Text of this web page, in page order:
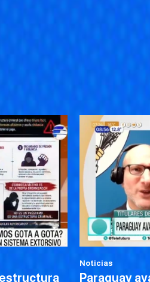
estructura
Noticias
Paraguay